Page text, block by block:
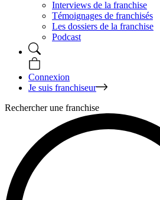
Interviews de la franchise
Témoignages de franchisés
Les dossiers de la franchise
Podcast
Connexion
Je suis franchiseur
Rechercher une franchise